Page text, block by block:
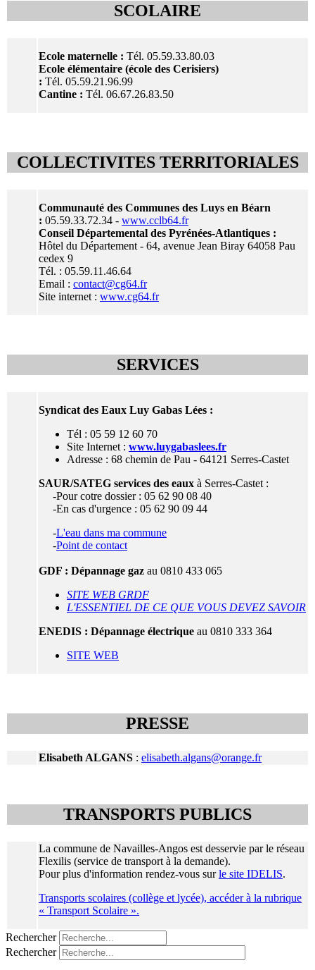
SCOLAIRE
Ecole maternelle : Tél. 05.59.33.80.03
Ecole élémentaire (école des Cerisiers)
: Tél. 05.59.21.96.99
Cantine : Tél. 06.67.26.83.50
COLLECTIVITES TERRITORIALES
Communauté des Communes des Luys en Béarn
: 05.59.33.72.34 - www.cclb64.fr
Conseil Départemental des Pyrénées-Atlantiques :
Hôtel du Département - 64, avenue Jean Biray 64058 Pau
cedex 9
Tél. : 05.59.11.46.64
Email : contact@cg64.fr
Site internet : www.cg64.fr
SERVICES
Syndicat des Eaux Luy Gabas Lées :
Tél : 05 59 12 60 70
Site Internet : www.luygabaslees.fr
Adresse : 68 chemin de Pau - 64121 Serres-Castet
SAUR/SATEG services des eaux à Serres-Castet :
-Pour cotre dossier : 05 62 90 08 40
-En cas d'urgence : 05 62 90 09 44
-L'eau dans ma commune
-Point de contact
GDF : Dépannage gaz au 0810 433 065
SITE WEB GRDF
L'ESSENTIEL DE CE QUE VOUS DEVEZ SAVOIR
ENEDIS : Dépannage électrique au 0810 333 364
SITE WEB
PRESSE
Elisabeth ALGANS : elisabeth.algans@orange.fr
TRANSPORTS PUBLICS
La commune de Navailles-Angos est desservie par le réseau
Flexilis (service de transport à la demande).
Pour plus d'information rendez-vous surle site IDELIS.
Transports scolaires (collège et lycée), accéder à la rubrique
« Transport Scolaire ».
Rechercher
Rechercher